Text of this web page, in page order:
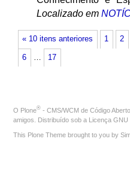
Localizado em
« 10 itens anteriores 1 2
6 … 17
O Plone® - CMS/WCM de Código Aberto
amigos. Distribuído sob a Licença GNU
This Plone Theme brought to you by